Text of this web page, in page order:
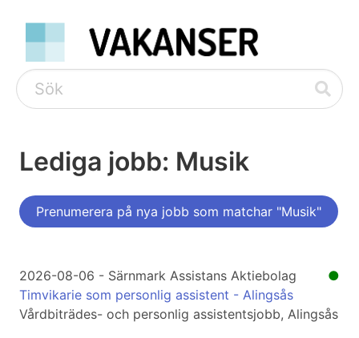
Lediga jobb: Musik
Prenumerera på nya jobb som matchar "Musik"
●
2026-08-06 - Särnmark Assistans Aktiebolag
Timvikarie som personlig assistent - Alingsås
Vårdbiträdes- och personlig assistentsjobb, Alingsås